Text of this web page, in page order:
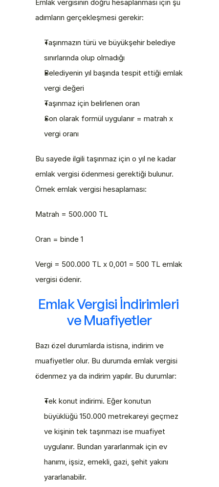
Emlak vergisinin doğru hesaplanması için şu
adımların gerçekleşmesi gerekir:
Taşınmazın türü ve büyükşehir belediye
sınırlarında olup olmadığı
Belediyenin yıl başında tespit ettiği emlak
vergi değeri
Taşınmaz için belirlenen oran
Son olarak formül uygulanır = matrah x
vergi oranı
Bu sayede ilgili taşınmaz için o yıl ne kadar
emlak vergisi ödenmesi gerektiği bulunur.
Örnek emlak vergisi hesaplaması:
Matrah = 500.000 TL
Oran = binde 1
Vergi = 500.000 TL x 0,001 = 500 TL emlak
vergisi ödenir.
Emlak Vergisi İndirimleri
ve Muafiyetler
Bazı özel durumlarda istisna, indirim ve
muafiyetler olur. Bu durumda emlak vergisi
ödenmez ya da indirim yapılır. Bu durumlar:
Tek konut indirimi. Eğer konutun
büyüklüğü 150.000 metrekareyi geçmez
ve kişinin tek taşınmazı ise muafiyet
uygulanır. Bundan yararlanmak için ev
hanımı, işsiz, emekli, gazi, şehit yakını
yararlanabilir.